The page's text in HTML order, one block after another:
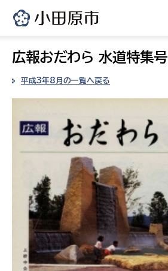
広報おだわら 水道特集号
平成3年8月の一覧へ戻る